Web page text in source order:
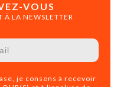
VOUS
À LA NEWSLETTER
je consens à recevoir